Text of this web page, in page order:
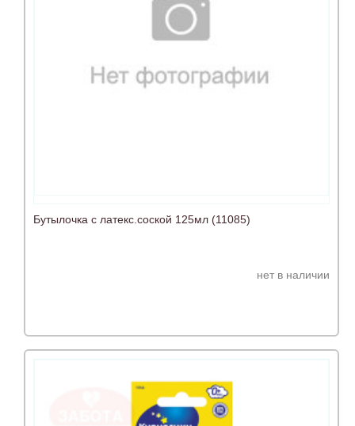
Бутылочка с латекс.соской 125мл (11085)
нет в наличии